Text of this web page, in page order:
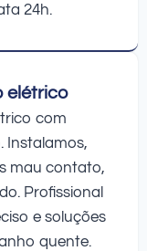
24h.
elétrico
com
Instalamos,
mau contato,
Profissional
e soluções
quente.